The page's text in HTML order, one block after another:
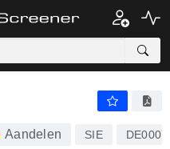
Aandelen SIE